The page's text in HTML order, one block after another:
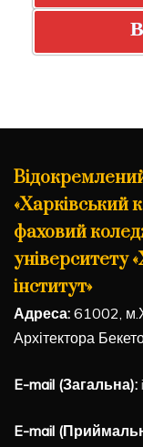
«Харківський
фаховий
університету
інститут»
Адреса: 61002,
Архітектора
E-mail (Загальна):
E-mail